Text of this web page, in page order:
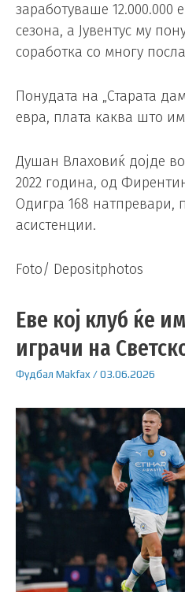
заработуваше 12.000.000
сезона, а Јувентус му
соработка со многу
Понудата на „Старата
евра, плата каква што
Душан Влаховиќ дојде во
2022 година, од
Одигра 168 натпревари,
асистенции.
Foto/ Depositphotos
Еве кој клуб ќе
играчи на
Фудбал Makfax/03.06.2026